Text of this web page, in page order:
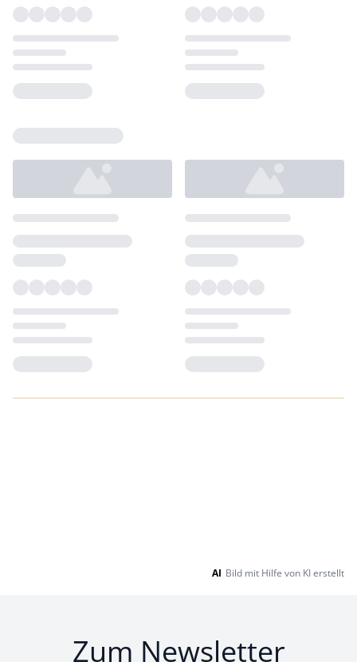
AI Bild mit Hilfe von KI erstellt
Zum Newsletter